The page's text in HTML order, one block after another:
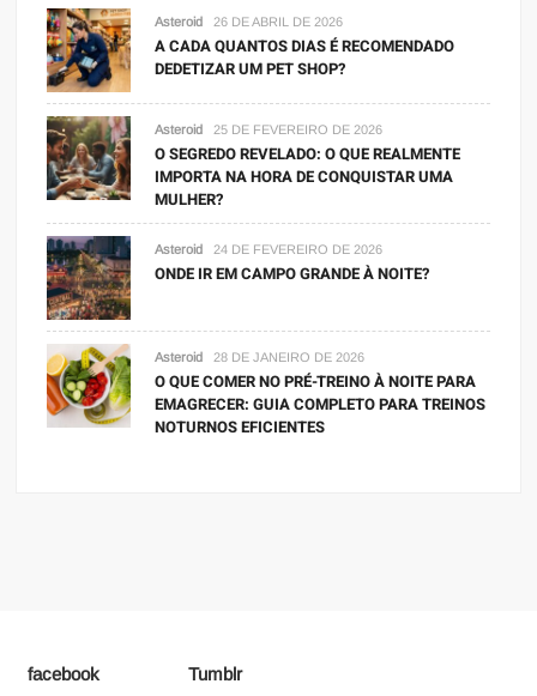
Asteroid 26 DE ABRIL DE 2026
A CADA QUANTOS DIAS É RECOMENDADO
DEDETIZAR UM PET SHOP?
Asteroid 25 DE FEVEREIRO DE 2026
O SEGREDO REVELADO: O QUE REALMENTE
IMPORTA NA HORA DE CONQUISTAR UMA
MULHER?
Asteroid 24 DE FEVEREIRO DE 2026
ONDE IR EM CAMPO GRANDE À NOITE?
Asteroid 28 DE JANEIRO DE 2026
O QUE COMER NO PRÉ-TREINO À NOITE PARA
EMAGRECER: GUIA COMPLETO PARA TREINOS
NOTURNOS EFICIENTES
facebook Tumblr